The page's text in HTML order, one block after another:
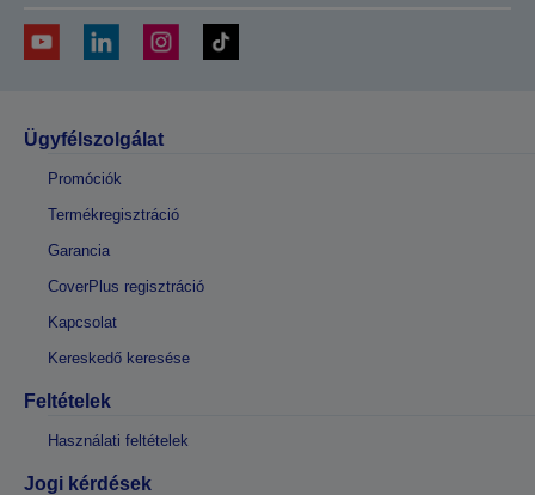
Ügyfélszolgálat
Promóciók
Termékregisztráció
Garancia
CoverPlus regisztráció
Kapcsolat
Kereskedő keresése
Feltételek
Használati feltételek
Jogi kérdések